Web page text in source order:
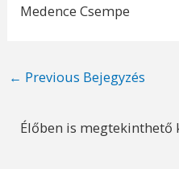
Medence Csempe
Post
← Previous Bejegyzés
Élőben is megtekinthető